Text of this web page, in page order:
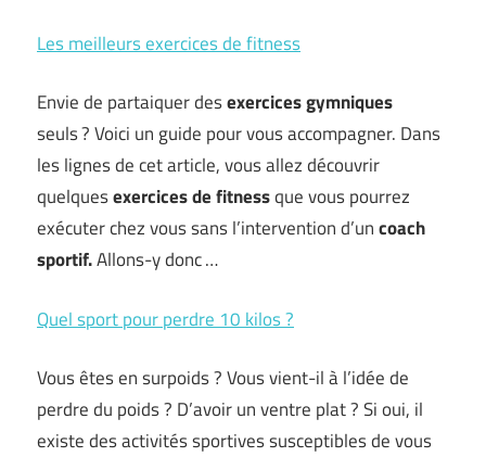
Les meilleurs exercices de fitness
Envie de partaiquer desexercices gymniques
seuls ? Voici un guide pour vous accompagner. Dans
les lignes de cet article, vous allez découvrir
quelquesexercices de fitnessque vous pourrez
exécuter chez vous sans l’intervention d’uncoach
sportif.Allons-y donc …
Quel sport pour perdre 10 kilos ?
Vous êtes en surpoids ? Vous vient-il à l’idée de
perdre du poids ? D’avoir un ventre plat ? Si oui, il
existe des activités sportives susceptibles de vous